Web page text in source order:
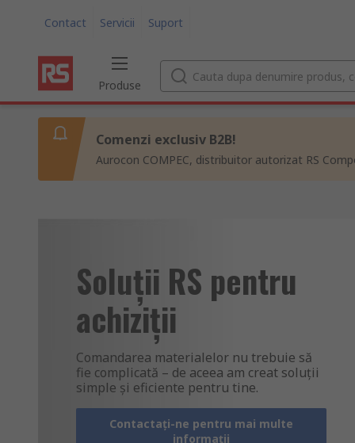
Contact Servicii Suport
Produse
Comenzi exclusiv B2B!
Aurocon COMPEC, distribuitor autorizat RS
Soluții RS pentru
achiziții
Comandarea materialelor nu trebuie să
fie complicată – de aceea am creat soluții
simple și eficiente pentru tine.
Contactați-ne pentru mai multe
informații